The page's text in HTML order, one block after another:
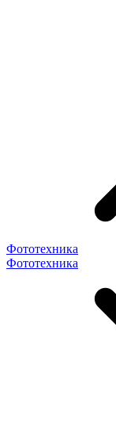
Фототехника
Фототехника